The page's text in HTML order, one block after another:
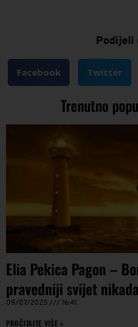
Podijeli
Facebook Twitter
Trenutno
Elia Pekica Pagon –
pravedniji svijet
09/07/2025 16:41
PROČITAJTE VIŠE »